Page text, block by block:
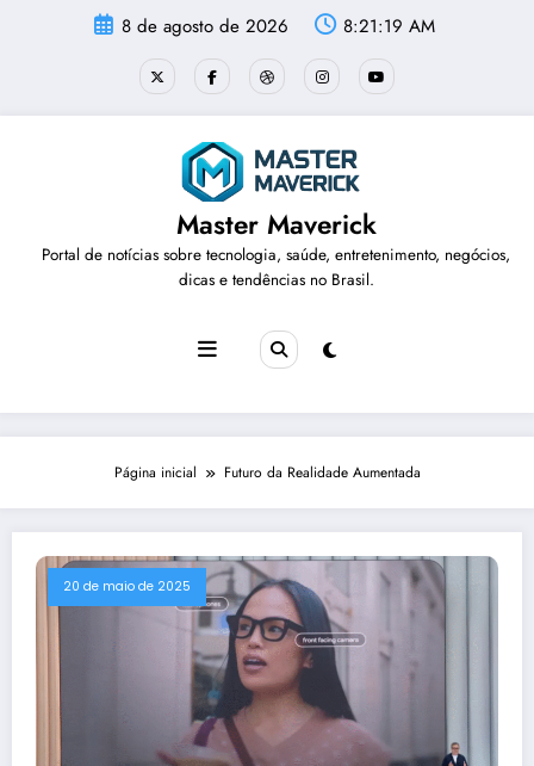
8 de agosto de 2026 8:21:19 AM
Master Maverick
Portal de notícias sobre tecnologia, saúde, entretenimento, negócios,
dicas e tendências no Brasil.
Página inicial Futuro da Realidade Aumentada
20 de maio de 2025